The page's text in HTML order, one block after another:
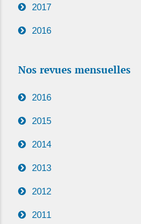
2017
2016
Nos revues mensuelles
2016
2015
2014
2013
2012
2011